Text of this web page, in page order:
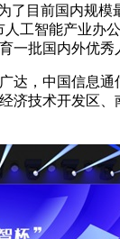
目前国内规
工智能产业
批国内外优
，中国信息
技术开发区